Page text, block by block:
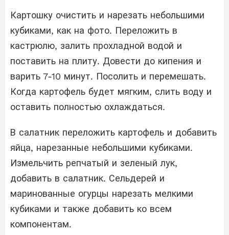
Картошку очистить и нарезать небольшими
кубиками, как на фото. Переложить в
кастрюлю, залить прохладной водой и
поставить на плиту. Довести до кипения и
варить 7-10 минут. Посолить и перемешать.
Когда картофель будет мягким, слить воду и
оставить полностью охлаждаться.
В салатник переложить картофель и добавить
яйца, нарезанные небольшими кубиками.
Измельчить репчатый и зеленый лук,
добавить в салатник. Сельдерей и
маринованные огурцы нарезать мелкими
кубиками и также добавить ко всем
компонентам.